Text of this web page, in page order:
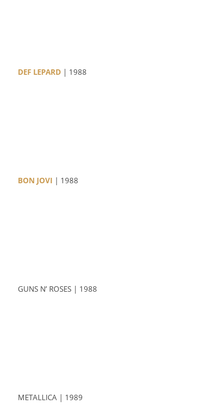
DEF LEPARD | 1988
BON JOVI | 1988
GUNS N’ ROSES | 1988
METALLICA | 1989